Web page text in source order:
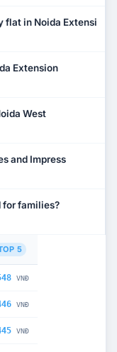
in Noida Extension?
Extension
West
and Impress
for families?
5
VNĐ
VNĐ
VNĐ